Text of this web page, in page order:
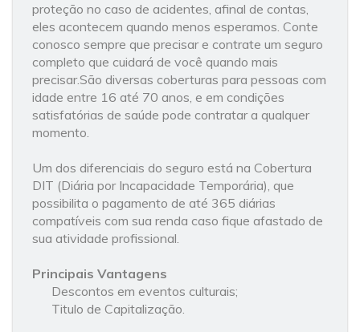
proteção no caso de acidentes, afinal de contas,
eles acontecem quando menos esperamos. Conte
conosco sempre que precisar e contrate um seguro
completo que cuidará de você quando mais
precisar.São diversas coberturas para pessoas com
idade entre 16 até 70 anos, e em condições
satisfatórias de saúde pode contratar a qualquer
momento.
Um dos diferenciais do seguro está na Cobertura
DIT (Diária por Incapacidade Temporária), que
possibilita o pagamento de até 365 diárias
compatíveis com sua renda caso fique afastado de
sua atividade profissional.
Principais Vantagens
Descontos em eventos culturais;
Titulo de Capitalização.